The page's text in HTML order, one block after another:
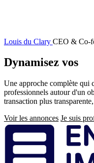
Louis du Clary CEO & Co-
Dynamisez vos
Une approche complète qui
professionnels autour d'un
transaction plus
Voir les annonces Je suis
Pied
de
page